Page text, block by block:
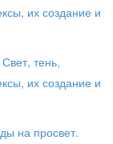
их создание и
тень,
их создание и
на просвет.